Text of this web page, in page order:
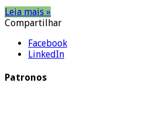
Leia mais »
Compartilhar
Facebook
LinkedIn
Patronos